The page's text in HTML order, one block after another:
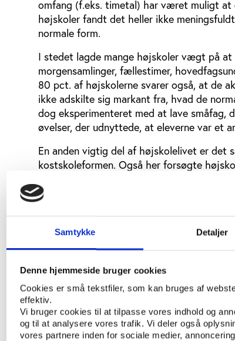
Samtykke Detaljer
Denne hjemmeside bruger cookies
Cookies er små tekstfiler, som kan bruges af
effektiv.
Vi bruger cookies til at tilpasse vores indhold og
og til at analysere vores trafik. Vi deler også
vores partnere inden for sociale medier,
omfang (f.eks. timetal) har været muligt at
højskoler fandt det heller ikke
normale form.
I stedet lagde mange højskoler vægt på
morgensamlinger, fællestimer,
80 pct. af højskolerne svarer også, at de
ikke adskilte sig markant fra, hvad de
dog eksperimenteret med at lave
øvelser, der udnyttede, at eleverne var et
En anden vigtig del af højskolelivet er
kostskoleformen. Også her forsøgte
til et online fora. Undersøgelsen viser dog
Et svingende engagement og et
efterhånden som ugerne gik. For det
undervisere hjem på lønkompensation
interesse for at deltage i onlineaktiviteter
dem at blive ved med at føle sig som
optaget af andre ting.